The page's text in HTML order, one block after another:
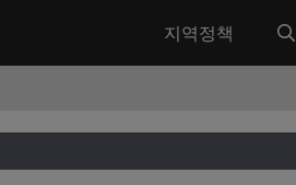
지역정책